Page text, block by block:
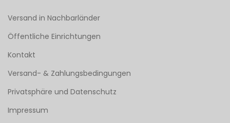
Versand in Nachbarländer
Öffentliche Einrichtungen
Kontakt
Versand- & Zahlungsbedingungen
Privatsphäre und Datenschutz
Impressum